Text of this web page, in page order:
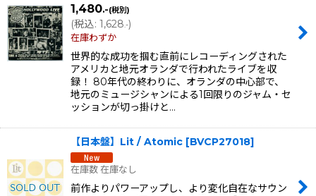
1,480.-(税別)
(税込: 1,628.-)
在庫わずか
世界的な成功を掴む直前にレコーディングされた
アメリカと地元オランダで行われたライブを収
録！ 80年代の終わりに、オランダの中心部で、
地元のミュージシャンによる1回限りのジャム・セ
ッションが切っ掛けと…
【日本盤】Lit / Atomic [BVCP27018]
在庫数 在庫なし
前作よりパワーアップし、より変化自在なサウン